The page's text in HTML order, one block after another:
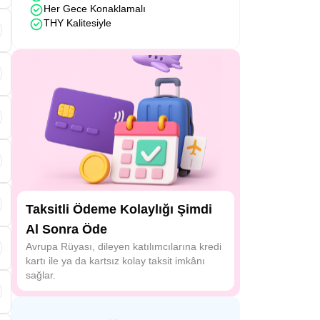
Her Gece Konaklamalı
THY Kalitesiyle
Taksitli Ödeme Kolaylığı Şimdi
Al Sonra Öde
Avrupa Rüyası, dileyen katılımcılarına kredi
kartı ile ya da kartsız kolay taksit imkânı
sağlar.